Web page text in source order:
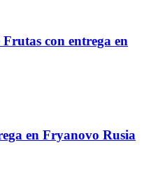
con entrega en
en Fryanovo Rusia